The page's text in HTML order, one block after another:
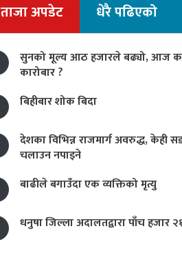
ताजा अपडेट धेरै पढिएको
सुनको मूल्य आठ हजारले बढ्यो, आज
कारोबार ?
बिहीबार शोक बिदा
देशका विभिन्न राजमार्ग अवरुद्ध, केही
चलाउन नपाइने
बाढीले बगाउँदा एक व्यक्तिको मृत्यु
धनुषा जिल्ला अदालतद्वारा पाँच हजार